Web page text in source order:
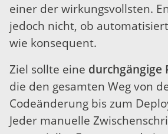
einer der wirkungsvollsten.
jedoch nicht, ob
wie konsequent.
Ziel sollte eine durchgängige
die den gesamten Weg von
Codeänderung bis zum
Jeder manuelle